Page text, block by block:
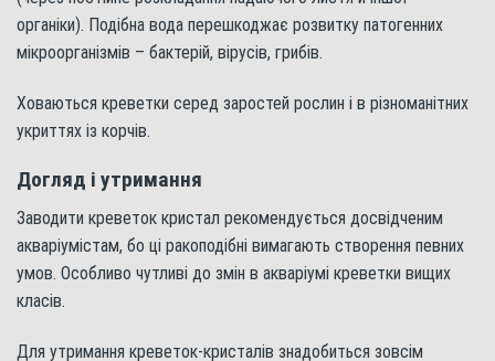
органіки). Подібна вода перешкоджає розвитку патогенних
мікроорганізмів – бактерій, вірусів, грибів.
Ховаються креветки серед заростей рослин і в різноманітних
укриттях із корчів.
Догляд і утримання
Заводити креветок кристал рекомендується досвідченим
акваріумістам, бо ці ракоподібні вимагають створення певних
умов. Особливо чутливі до змін в акваріумі креветки вищих
класів.
Для утримання креветок-кристалів знадобиться зовсім